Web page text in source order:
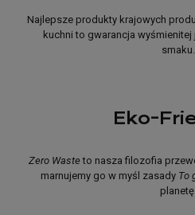
Najlepsze produkty krajowych
kuchni to gwarancja
smaku.
Eko-
Zero Waste to nasza filozofia
marnujemy go w myśl zasady To
planetę.